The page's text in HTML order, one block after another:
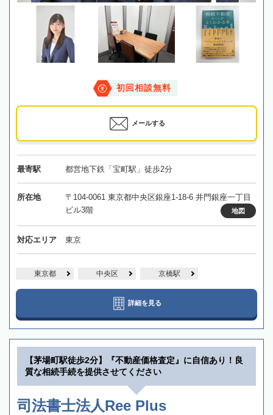
初回相談無料
メールする
最寄駅 都営地下鉄「宝町駅」徒歩2分
所在地
〒104-0061 東京都中央区銀座1-18-6 井門銀座一丁目
ビル3階
地図
対応エリア 東京
東京都 中央区 京橋駅
詳細を見る
【茅場町駅徒歩2分】『不動産価格査定』に自信あり！良
質な相続手続を提供させてください
司法書士法人Ree Plus